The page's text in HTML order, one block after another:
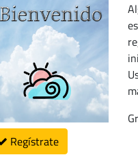
Regístrate